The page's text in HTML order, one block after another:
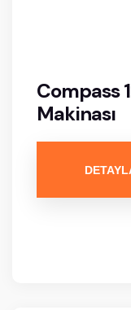
Compass
Makinası